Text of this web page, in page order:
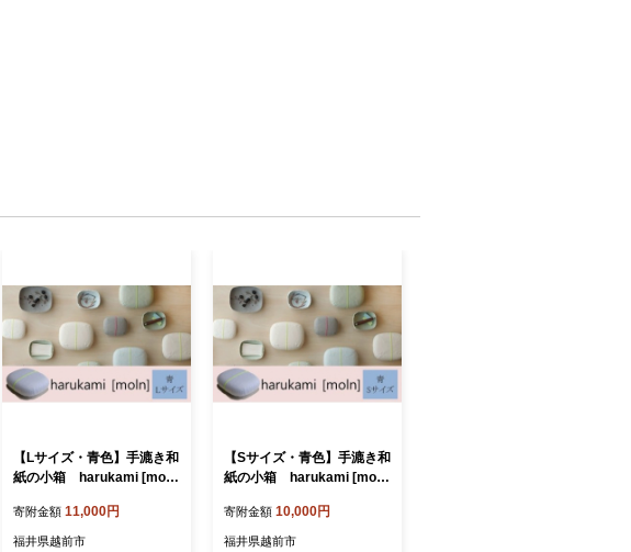
【Lサイズ・青色】手漉き和
紙の小箱 harukami [mol
寄附金額 11,000円
福井県越前市
【Sサイズ・青色】手漉き和
紙の小箱 harukami [mol
寄附金額 10,000円
福井県越前市